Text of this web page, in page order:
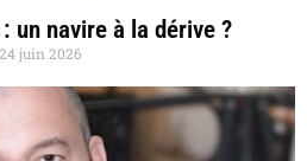
un navire à la dérive ?
24 juin 2026